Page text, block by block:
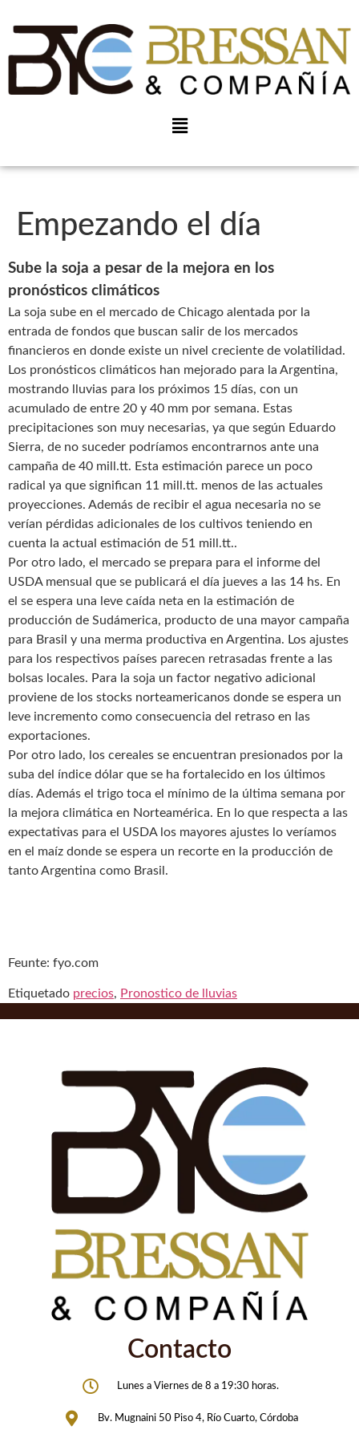
Empezando el día
Sube la soja a pesar de la mejora en los
pronósticos climáticos
La soja sube en el mercado de Chicago alentada por la
entrada de fondos que buscan salir de los mercados
financieros en donde existe un nivel creciente de volatilidad.
Los pronósticos climáticos han mejorado para la Argentina,
mostrando lluvias para los próximos 15 días, con un
acumulado de entre 20 y 40 mm por semana. Estas
precipitaciones son muy necesarias, ya que según Eduardo
Sierra, de no suceder podríamos encontrarnos ante una
campaña de 40 mill.tt. Esta estimación parece un poco
radical ya que significan 11 mill.tt. menos de las actuales
proyecciones. Además de recibir el agua necesaria no se
verían pérdidas adicionales de los cultivos teniendo en
cuenta la actual estimación de 51 mill.tt..
Por otro lado, el mercado se prepara para el informe del
USDA mensual que se publicará el día jueves a las 14 hs. En
el se espera una leve caída neta en la estimación de
producción de Sudámerica, producto de una mayor campaña
para Brasil y una merma productiva en Argentina. Los ajustes
para los respectivos países parecen retrasadas frente a las
bolsas locales. Para la soja un factor negativo adicional
proviene de los stocks norteamericanos donde se espera un
leve incremento como consecuencia del retraso en las
exportaciones.
Por otro lado, los cereales se encuentran presionados por la
suba del índice dólar que se ha fortalecido en los últimos
días. Además el trigo toca el mínimo de la última semana por
la mejora climática en Norteamérica. En lo que respecta a las
expectativas para el USDA los mayores ajustes lo veríamos
en el maíz donde se espera un recorte en la producción de
tanto Argentina como Brasil.
Feunte: fyo.com
Etiquetado precios, Pronostico de lluvias
Contacto
Lunes a Viernes de 8 a 19:30 horas.
Bv. Mugnaini 50 Piso 4, Río Cuarto, Córdoba